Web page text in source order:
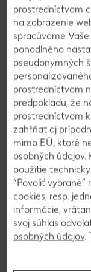
prosciutta.
bazalkou. Dva
taštičky
do zlatista.
Späť na prehľad
prostredníctvom
na zobrazenie
spracúvame
pohodlného
pseudonymných
prostredníctvom
predpokladu, že
prostredníctvom
zahŕňať aj
mimo EÚ, ktoré
osobných údajov.
použitie
“Povoliť
cookies, resp.
informácie,
svoj súhlas
osobných údajov.